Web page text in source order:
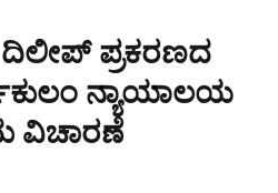
ಪ್ರಕರಣದ
ನ್ಯಾಯಾಲಯ
ವಿಚಾರಣೆ